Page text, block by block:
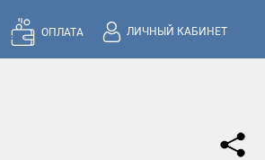
ОПЛАТА ЛИЧНЫЙ КАБИНЕТ